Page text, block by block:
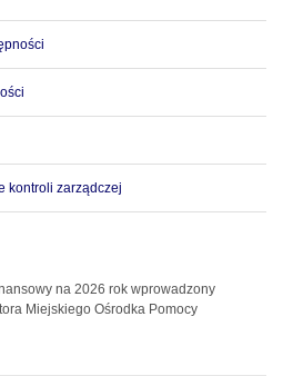
kontroli zarządczej
na 2026 rok wprowadzony
Miejskiego Ośrodka Pomocy